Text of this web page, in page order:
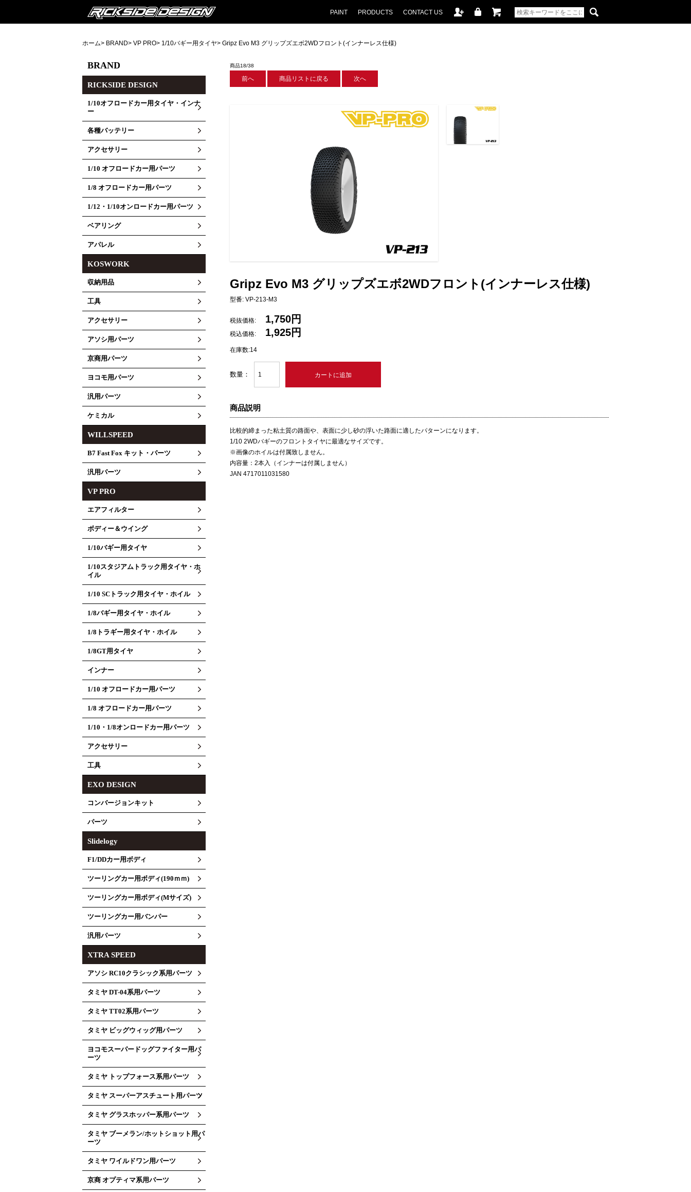
PAINT PRODUCTS CONTACT US
ホーム> BRAND> VP PRO> 1/10バギー用タイヤ> Gripz Evo M3 グリップズエボ2WDフロント(インナーレス仕様)
BRAND
RICKSIDE DESIGN
1/10オフロードカー用タイヤ・インナ
ー
各種バッテリー
アクセサリー
1/10 オフロードカー用パーツ
1/8 オフロードカー用パーツ
1/12・1/10オンロードカー用パーツ
ベアリング
アパレル
KOSWORK
収納用品
工具
アクセサリー
アソシ用パーツ
京商用パーツ
ヨコモ用パーツ
汎用パーツ
ケミカル
WILLSPEED
B7 Fast Fox キット・パーツ
汎用パーツ
VP PRO
エアフィルター
ボディー＆ウイング
1/10バギー用タイヤ
1/10スタジアムトラック用タイヤ・ホ
イル
1/10 SCトラック用タイヤ・ホイル
1/8バギー用タイヤ・ホイル
1/8トラギー用タイヤ・ホイル
1/8GT用タイヤ
インナー
1/10 オフロードカー用パーツ
1/8 オフロードカー用パーツ
1/10・1/8オンロードカー用パーツ
アクセサリー
工具
EXO DESIGN
コンバージョンキット
パーツ
Slidelogy
F1/DDカー用ボディ
ツーリングカー用ボディ(190ｍｍ)
ツーリングカー用ボディ(Mサイズ)
ツーリングカー用バンパー
汎用パーツ
XTRA SPEED
アソシ RC10クラシック系用パーツ
タミヤ DT-04系用パーツ
タミヤ TT02系用パーツ
タミヤ ビッグウィッグ用パーツ
ヨコモスーパードッグファイター用パ
ーツ
タミヤ トップフォース系用パーツ
タミヤ スーパーアスチュート用パーツ
タミヤ グラスホッパー系用パーツ
タミヤ ブーメラン/ホットショット用パ
ーツ
タミヤ ワイルドワン用パーツ
京商 オプティマ系用パーツ
商品18/38
前へ 商品リストに戻る 次へ
Gripz Evo M3 グリップズエボ2WDフロント(インナーレス仕様)
型番: VP-213-M3
税抜価格: 1,750円
税込価格: 1,925円
在庫数:14
数量：
商品説明
比較的締まった粘土質の路面や、表面に少し砂の浮いた路面に適したパターンになります。
1/10 2WDバギーのフロントタイヤに最適なサイズです。
※画像のホイルは付属致しません。
内容量：2本入（インナーは付属しません）
JAN 4717011031580